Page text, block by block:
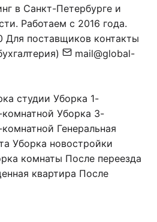
в Санкт-Петербурге и
Работаем с 2016 года.
Для поставщиков контакты
mail@global-
студии Уборка 1-
Уборка 3-
Генеральная
Уборка новостройки
комнаты После переезда
квартира После